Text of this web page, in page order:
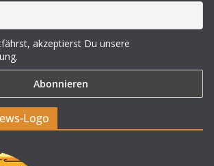
akzeptierst Du unsere
Logo